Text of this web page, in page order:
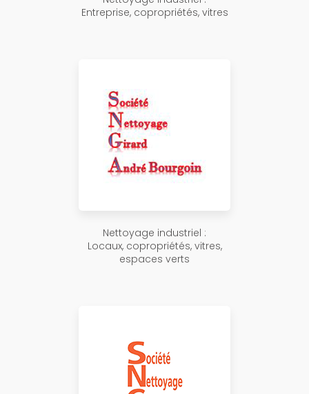
Entreprise, copropriétés, vitres
Nettoyage industriel :
Locaux, copropriétés, vitres,
espaces verts